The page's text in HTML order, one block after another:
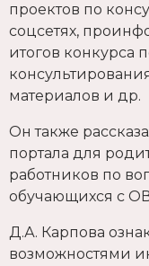
проектов по
соцсетях,
итогов конкурса
материалов и др.
Он также
портала для
работников по
обучающихся с
Д.А. Карпова
возможностями